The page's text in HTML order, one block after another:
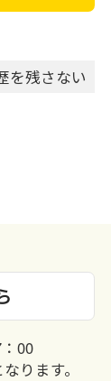
を残さない
00
ります。